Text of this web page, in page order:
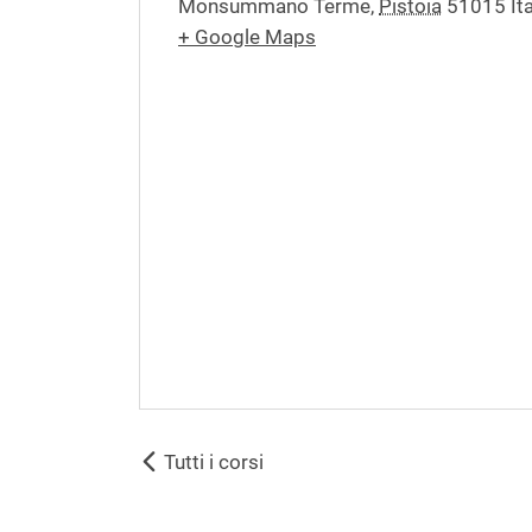
Monsummano Terme, Pistoia 51015
+ Google Maps
Tutti i corsi